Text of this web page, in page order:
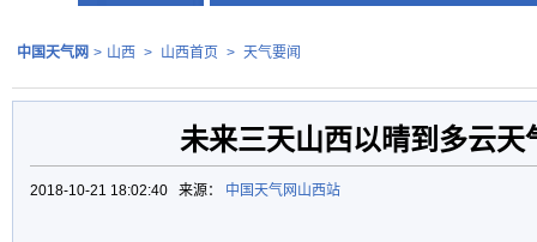
中国天气网 > 山西 > 山西首页 > 天气要闻
未来三天山西以晴到多云天
2018-10-21 18:02:40 来源： 中国天气网山西站